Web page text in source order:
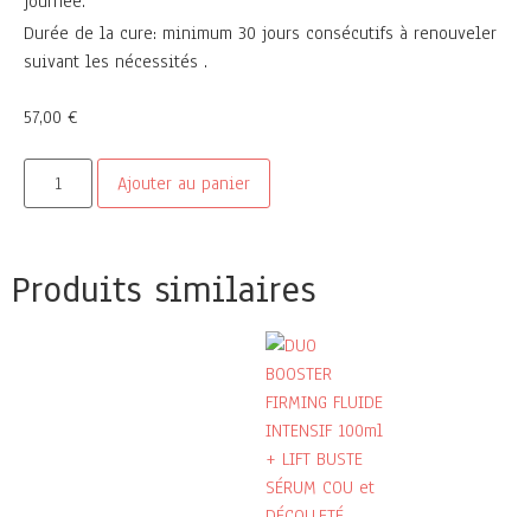
Durée de la cure: minimum 30 jours consécutifs à renouveler
suivant les nécessités .
57,00 €
Ajouter au panier
Produits similaires